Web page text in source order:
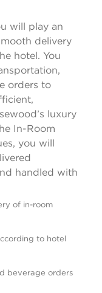
will play an
delivery
hotel. You
orders to
luxury
In-Room
you will
handled with
of in-room
to hotel
beverage orders